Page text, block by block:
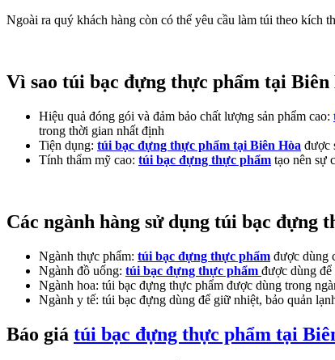
Ngoài ra quý khách hàng còn có thể yêu cầu làm túi theo kích
Vì sao túi bạc đựng thực phẩm tại
Hiệu quả đóng gói và đảm bảo chất lượng sản phẩm cao:
trong thời gian nhất định
Tiện dụng: túi bạc đựng thực phẩm tại Biên Hòa được
Tính thẩm mỹ cao: túi bạc đựng thực phẩm tạo nên sự
Các ngành hàng sử dụng túi bạc đựng
Ngành thực phẩm: túi bạc đựng thực phẩm được dùng
Ngành đồ uống: túi bạc đựng thực phẩm được dùng
Ngành hoa: túi bạc đựng thực phẩm được dùng trong
Ngành y tế: túi bạc đựng dùng để giữ nhiệt, bảo quản
Báo giá túi bạc đựng thực phẩm tại